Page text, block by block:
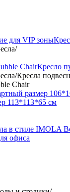
для VIP зоны
/
Кресло
/Кресла
Chair
размер
113*113*65 см
в стиле IMOLA
офиса